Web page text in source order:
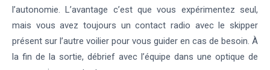
l’autonomie. L’avantage c’est que vous expérimentez seul,
mais vous avez toujours un contact radio avec le skipper
présent sur l’autre voilier pour vous guider en cas de besoin. À
la fin de la sortie, débrief avec l’équipe dans une optique de